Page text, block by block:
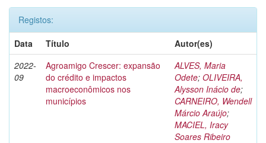
Registos:
Data
Título
Autor(es)
2022-
09
Agroamigo Crescer: expansão
do crédito e impactos
macroeconômicos nos
municípios
ALVES, Maria
Odete; OLIVEIRA,
Alysson Inácio de;
CARNEIRO, Wendell
Márcio Araújo;
MACIEL, Iracy
Soares Ribeiro